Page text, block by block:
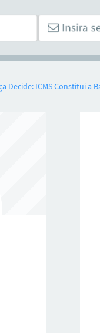
Decide: ICMS Constitui a